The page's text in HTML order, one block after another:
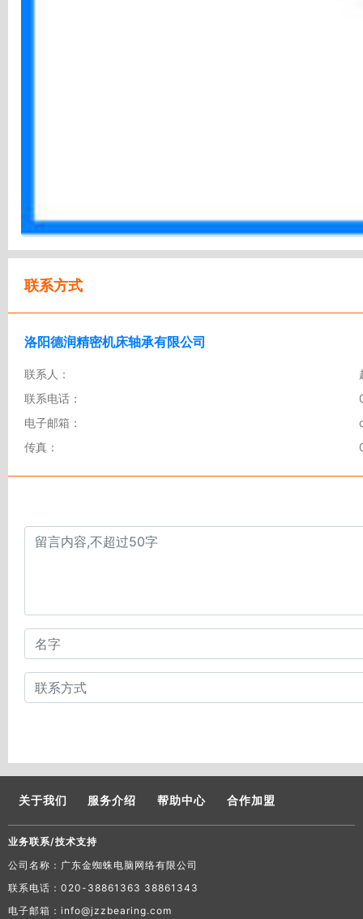
联系方式
洛阳德润精密机床轴承有限公司
联系人：
联系电话：
电子邮箱：
传真：
关于我们 服务介绍 帮助中心 合作加盟
业务联系/技术支持
公司名称：广东金蜘蛛电脑网络有限公司
联系电话：020-38861363 38861343
电子邮箱：info@jzzbearing.com